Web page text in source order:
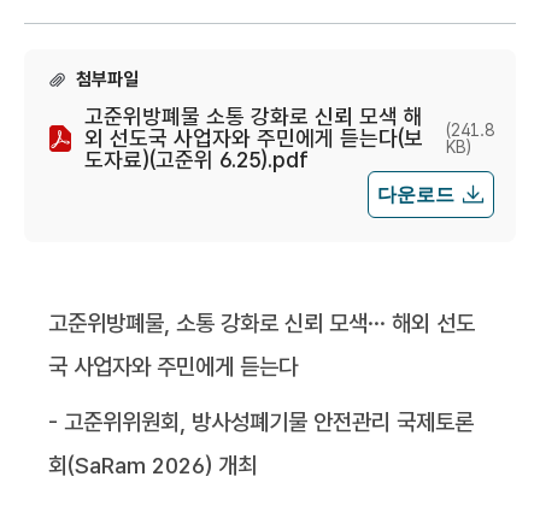
첨부파일
고준위방폐물 소통 강화로 신뢰 모색 해
외 선도국 사업자와 주민에게 듣는다(보
도자료)(고준위 6.25).pdf
(241.8
KB)
다운로드
고준위방폐물, 소통 강화로 신뢰 모색… 해외 선도
국 사업자와 주민에게 듣는다
- 고준위위원회, 방사성폐기물 안전관리 국제토론
회(SaRam 2026) 개최